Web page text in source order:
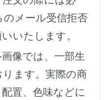
メール受信拒否
いたします。
像では、一部生
ます。実際の商
置、色味などに